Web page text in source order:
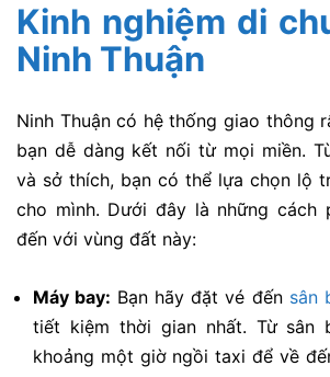
Kinh nghiệm di
Ninh Thuận
Ninh Thuận có hệ thống giao thông
bạn dễ dàng kết nối từ mọi miền.
và sở thích, bạn có thể lựa chọn lộ
cho mình. Dưới đây là những cách
đến với vùng đất này:
Máy bay: Bạn hãy đặt vé đến sân
tiết kiệm thời gian nhất. Từ sân
khoảng một giờ ngồi taxi để về